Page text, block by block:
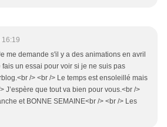
me demande s'il y a des animations en avril
fais un essai pour voir si je ne suis pas
/> <br /> Le temps est ensoleillé mais
J’espère que tout va bien pour vous.<br />
et BONNE SEMAINE<br /> <br /> Les